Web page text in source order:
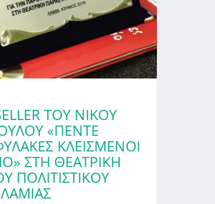
ΤΟΥ ΝΊΚΟΥ
«ΠΕΝΤΕ
ΚΛΕΙΣΜΕΝΟΙ
ΣΤΗ ΘΕΑΤΡΙΚΉ
ΠΟΛΙΤΙΣΤΙΚΟΎ